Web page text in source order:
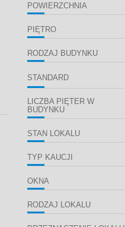
POWIERZCHNIA
PIĘTRO
RODZAJ BUDYNKU
STANDARD
LICZBA PIĘTER W
BUDYNKU
STAN LOKALU
TYP KAUCJI
OKNA
RODZAJ LOKALU